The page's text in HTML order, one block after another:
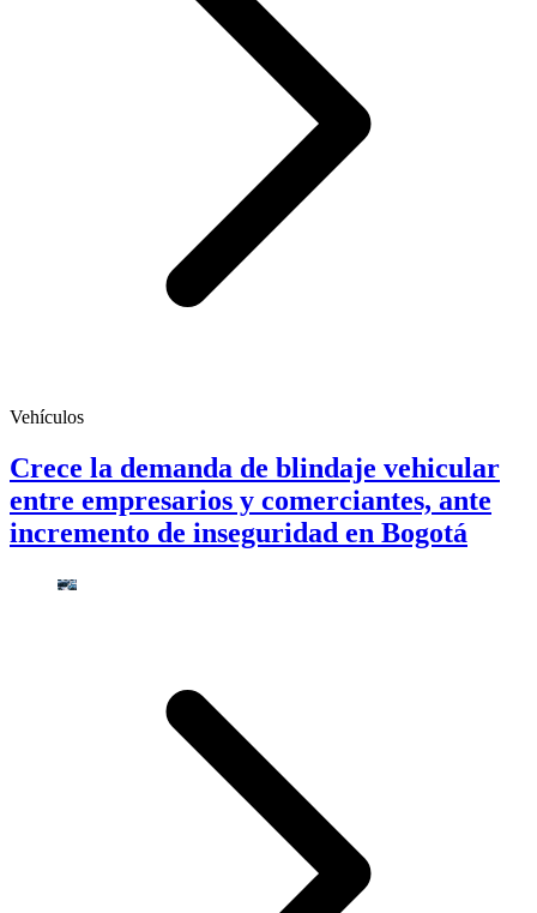
Vehículos
Crece la demanda de blindaje vehicular
entre empresarios y comerciantes, ante
incremento de inseguridad en Bogotá